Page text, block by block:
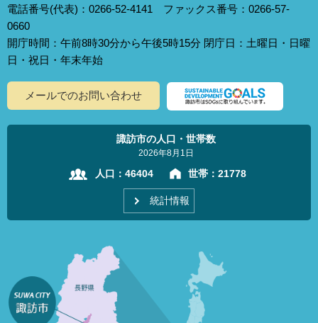
電話番号(代表)：0266-52-4141 ファックス番号：0266-57-
0660
開庁時間：午前8時30分から午後5時15分 閉庁日：土曜日・日曜
日・祝日・年末年始
メールでのお問い合わせ
諏訪市の人口・世帯数
2026年8月1日
人口： 46404 世帯： 21778
統計情報